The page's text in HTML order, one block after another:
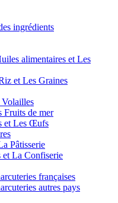
ingrédients
alimentaires et Les
et Les Graines
Volailles
Fruits de mer
et Les Œufs
Pâtisserie
et La Confiserie
françaises
autres pays